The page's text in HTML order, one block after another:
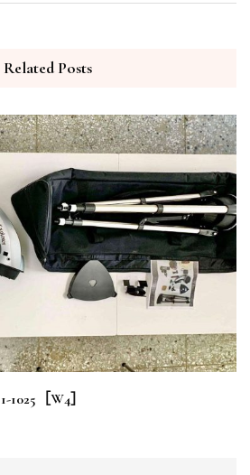
Related Posts
1025［W4］